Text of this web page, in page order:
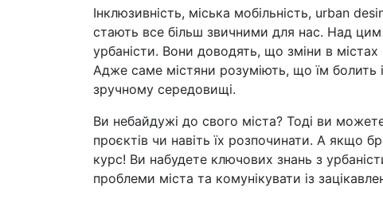
Інклюзивність, міська мобільність, urban
стають все більш звичними для нас. Над
урбаністи. Вони доводять, що зміни в
Адже саме містяни розуміють, що їм болить
зручному середовищі.
Ви небайдужі до свого міста? Тоді ви
проєктів чи навіть їх розпочинати. А якщо
курс! Ви набудете ключових знань з
проблеми міста та комунікувати із